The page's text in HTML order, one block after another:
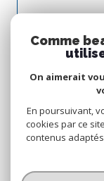
© 2026 | TOUS
Comme
On aimerait
En poursuivant,
cookies par ce
contenus